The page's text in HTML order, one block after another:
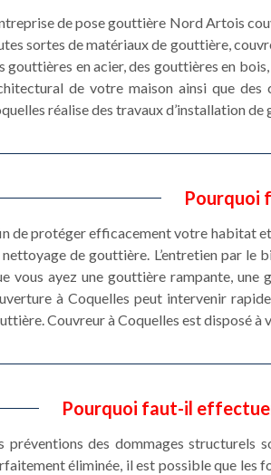
de pose gouttière Nord Artois
sortes de matériaux de gouttière,
gouttières en acier, des gouttières en
de votre maison ainsi que des
réalise des travaux d’installation
Pourquoi
de protéger efficacement votre habitat et
nettoyage de gouttière. L’entretien par le
vous ayez une gouttière rampante, une
à Coquelles peut intervenir
Couvreur à Coquelles est disposé
Pourquoi faut-il
préventions des dommages structurels
éliminée, il est possible que les